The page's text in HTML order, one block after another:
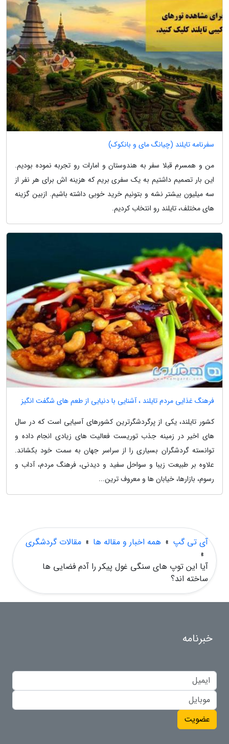
سفرنامه تایلند (چیانگ مای و بانکوک)
من و همسرم قبلا سفر به هندوستان و امارات رو تجربه نموده بودیم.
این بار تصمیم داشتیم به یک سفری بریم که هزینه اش برای هر نفر از
سه میلیون بیشتر نشه و بتونیم خرید خوبی داشته باشیم. ازبین گزینه
های مختلف، تایلند رو انتخاب کردیم.
فرهنگ غذایی مردم تایلند ، آشنایی با دنیایی از طعم های شگفت انگیز
کشور تایلند، یکی از پرگردشگرترین کشورهای آسیایی است که در سال
های اخیر در زمینه جذب توریست فعالیت های زیادی انجام داده و
توانسته گردشگران بسیاری را از سراسر جهان به سمت خود بکشاند.
علاوه بر طبیعت زیبا و سواحل سفید و دیدنی، فرهنگ مردم، آداب و
رسوم، بازارها، خیابان ها و معروف ترین...
آی تی گپ » همه اخبار و مقاله ها » مقالات گردشگری
»
آیا این توپ های سنگی غول پیکر را آدم فضایی ها
ساخته اند؟
خبرنامه
عضویت